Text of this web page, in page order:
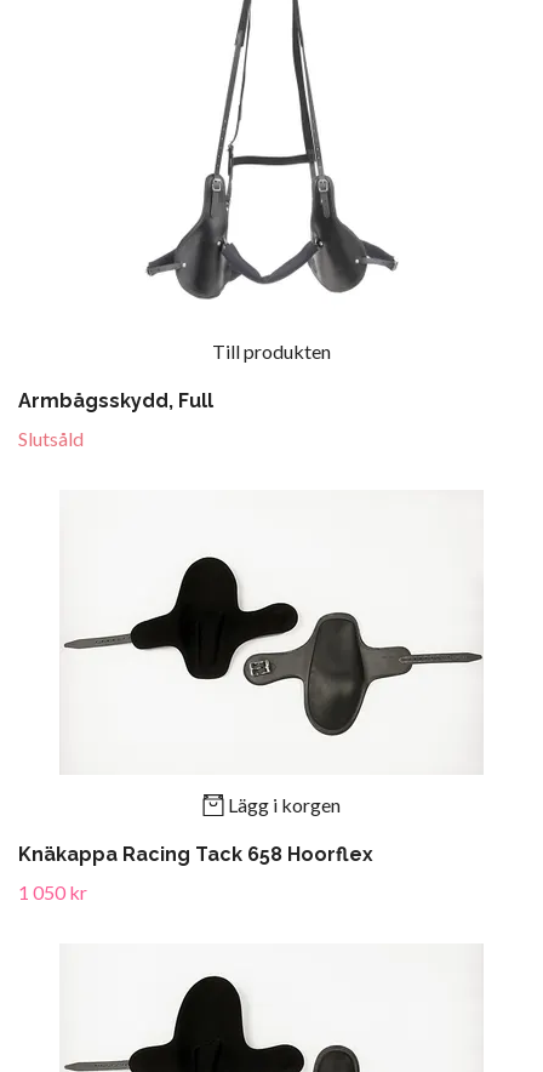
Till produkten
Armbågsskydd, Full
Slutsåld
Lägg i korgen
Knäkappa Racing Tack 658 Hoorflex
1 050 kr